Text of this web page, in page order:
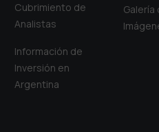
Cubrimiento de
Analistas
Información de
Inversión en
Argentina
Galería